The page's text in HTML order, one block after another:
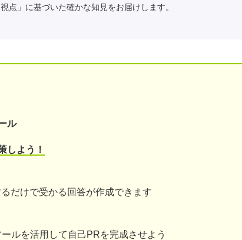
点」に基づいた確かな知見をお届けします。
ル
しよう！
だけで受かる回答が作成できます
ルを活用して自己PRを完成させよう